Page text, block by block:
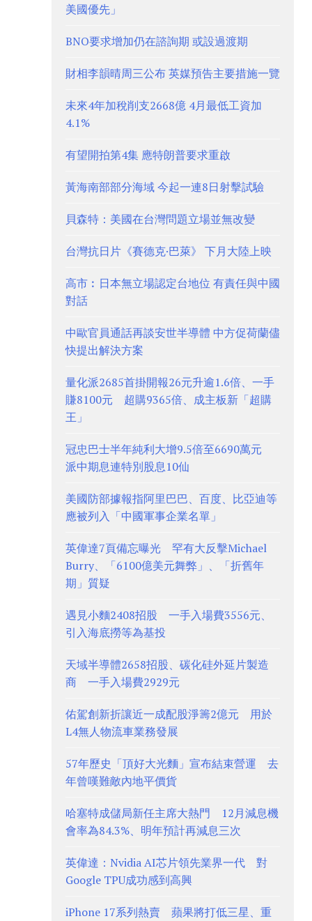
美國優先」
BNO要求增加仍在諮詢期 或設過渡期
財相李韻晴周三公布 英媒預告主要措施一覽
未來4年加稅削支2668億 4月最低工資加
4.1%
有望開拍第4集 應特朗普要求重啟
黃海南部部分海域 今起一連8日射擊試驗
貝森特：美國在台灣問題立場並無改變
台灣抗日片《賽德克·巴萊》 下月大陸上映
高市︰日本無立場認定台地位 有責任與中國
對話
中歐官員通話再談安世半導體 中方促荷蘭儘
快提出解決方案
量化派2685首掛開報26元升逾1.6倍、一手
賺8100元 超購9365倍、成主板新「超購
王」
冠忠巴士半年純利大增9.5倍至6690萬元
派中期息連特別股息10仙
美國防部據報指阿里巴巴、百度、比亞迪等
應被列入「中國軍事企業名單」
英偉達7頁備忘曝光 罕有大反擊Michael
Burry、「6100億美元舞弊」、「折舊年
期」質疑
遇見小麵2408招股 一手入場費3556元、
引入海底撈等為基投
天域半導體2658招股、碳化硅外延片製造
商 一手入場費2929元
佑駕創新折讓近一成配股淨籌2億元 用於
L4無人物流車業務發展
57年歷史「頂好大光麵」宣布結束營運 去
年曾嘆難敵內地平價貨
哈塞特成儲局新任主席大熱門 12月減息機
會率為84.3%、明年預計再減息三次
英偉達：Nvidia AI芯片領先業界一代 對
Google TPU成功感到高興
iPhone 17系列熱賣 蘋果將打低三星、重